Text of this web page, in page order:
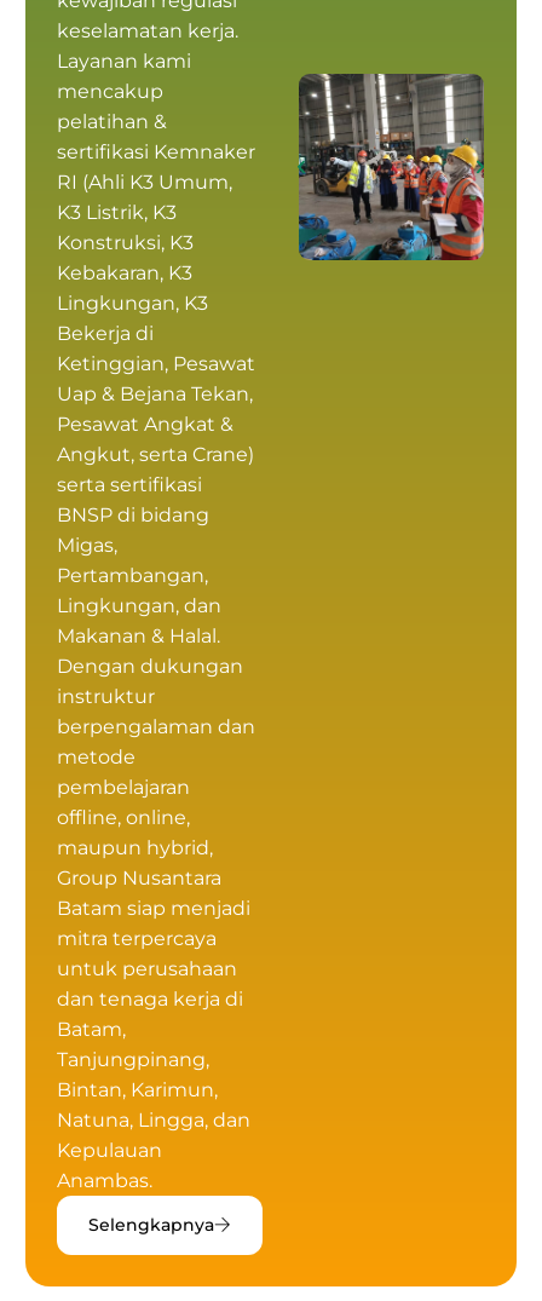
keselamatan kerja.
Layanan kami
mencakup
pelatihan &
sertifikasi Kemnaker
RI (Ahli K3 Umum,
K3 Listrik, K3
Konstruksi, K3
Kebakaran, K3
Lingkungan, K3
Bekerja di
Ketinggian, Pesawat
Uap & Bejana Tekan,
Pesawat Angkat &
Angkut, serta Crane)
serta sertifikasi
BNSPdi bidang
Migas,
Pertambangan,
Lingkungan, dan
Makanan & Halal.
Dengan dukungan
instruktur
berpengalaman dan
metode
pembelajaran
offline, online,
maupun hybrid,
Group Nusantara
Batam siap menjadi
mitra terpercaya
untuk perusahaan
dan tenaga kerja di
Batam,
Tanjungpinang,
Bintan, Karimun,
Natuna, Lingga, dan
Kepulauan
Anambas.
Selengkapnya